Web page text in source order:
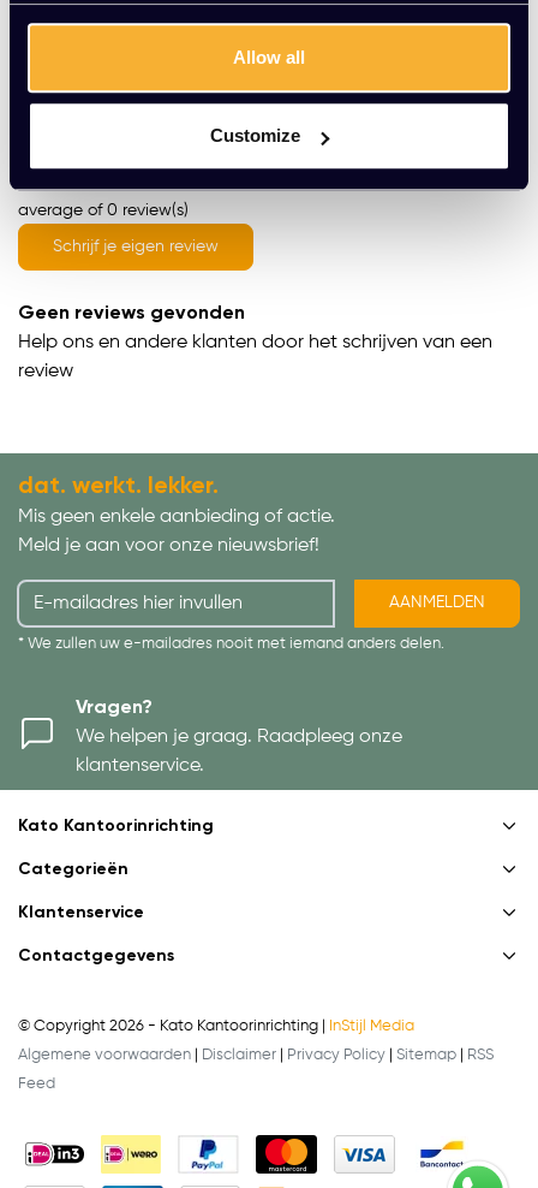
Allow all
Customize
Meer dan 20 jaar ervaring
Wat onze klanten zeggen
average of 0 review(s)
Schrijf je eigen review
Geen reviews gevonden
Help ons en andere klanten door het schrijven van een
review
dat. werkt. lekker.
Mis geen enkele aanbieding of actie.
Meld je aan voor onze nieuwsbrief!
AANMELDEN
* We zullen uw e-mailadres nooit met iemand anders delen.
Vragen?
We helpen je graag. Raadpleeg onze
klantenservice.
Kato Kantoorinrichting
Categorieën
Klantenservice
Contactgegevens
© Copyright 2026 - Kato Kantoorinrichting |
InStijl Media
Algemene voorwaarden
Disclaimer Privacy Policy Sitemap
RSS
Feed